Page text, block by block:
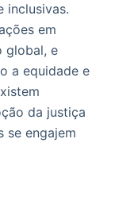
inclusivas.
em
global, e
a equidade e
da justiça
se engajem